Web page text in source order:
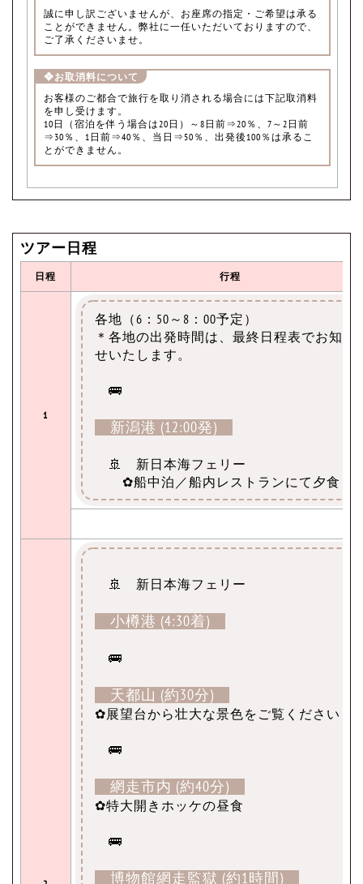
誠に申し訳ございませんが、お座席の指定・ご希望は承る
ことができません。弊社に一任いただいておりますので、
ご了承くださいませ。
❖お取消料について
お客様のご都合で旅行を取り消される場合には下記取消料
を申し受けます。
10日（宿泊を伴う場合は20日）～8日前⇒20％、7～2日前
⇒30％、1日前⇒40％、当日⇒50％、出発後100％は承るこ
とができません。
ツアー日程
日程 行程
1
各地（6：50～8：00予定）
＊各地の出発時間は、最終日程表でお知ら
せいたします。
🚌
新潟港 (12:00発)
🚢 新日本海フェリー
✿船中泊／船内レストランにて夕食
🚢 新日本海フェリー
小樽港 (4:30着)
🚌
天都山 (約30分)
✿展望台から壮大な景色をご覧ください
🚌
網走市内 (約40分)
✿特大開きホッケの昼食
🚌
博物館網走監獄 (約1時間)